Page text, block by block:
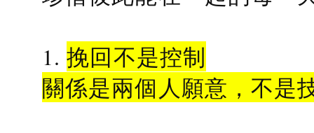
1.挽回不是控制
關係是兩個人願意，不是